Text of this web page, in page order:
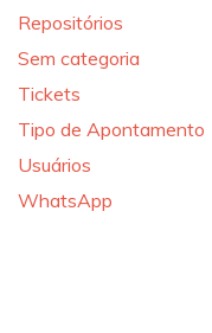
Repositórios
Sem categoria
Tickets
Tipo de Apontamento
Usuários
WhatsApp